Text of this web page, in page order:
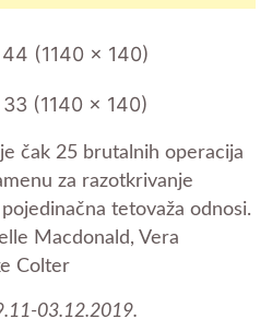
čak 25 brutalnih operacija
za razotkrivanje
tetovaža odnosi.
Macdonald, Vera
Colter
03.12.2019.